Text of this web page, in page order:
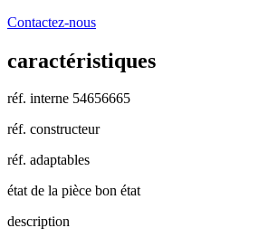
Contactez-nous
caractéristiques
réf. interne 54656665
réf. constructeur
réf. adaptables
état de la pièce bon état
description